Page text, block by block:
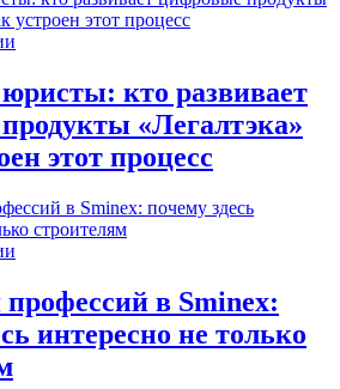
кто развивает
«Легалтэка»
этот процесс
в Sminex:
интересно не только